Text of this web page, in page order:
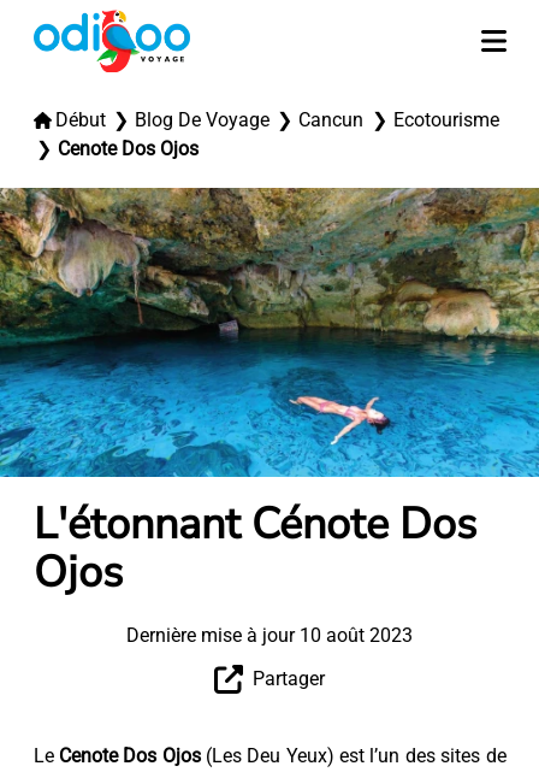
Début Blog De Voyage Cancun
Ecotourisme
Cenote Dos Ojos
L'étonnant Cénote Dos
Ojos
Dernière mise à jour 10 août 2023
Partager
Le Cenote Dos Ojos(Les Deu Yeux) est l’un des sites de